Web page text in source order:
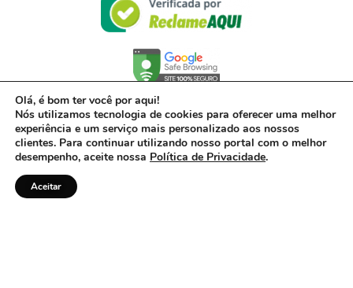
Olá, é bom ter você por aqui!
Nós utilizamos tecnologia de cookies para oferecer uma melhor
experiência e um serviço mais personalizado aos nossos
clientes. Para continuar utilizando nosso portal com o melhor
desempenho, aceite nossa Política de Privacidade.
Aceitar